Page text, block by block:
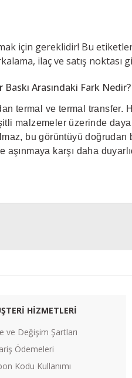
için gereklidir! Bu
ilaç ve satış noktası
Arasındaki Fark Nedir?
termal ve termal transfer.
malzemeler üzerinde
bu görüntüyü
aşınmaya karşı daha
HİZMETLERİ
ve Değişim Şartları
Ödemeleri
Kodu Kullanımı